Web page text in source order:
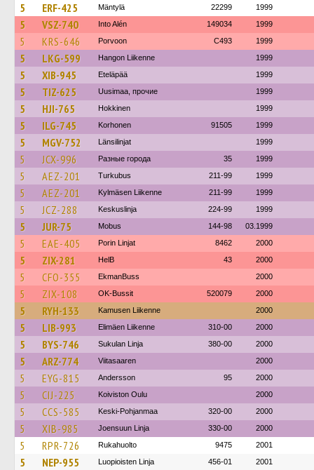
5 ERF-425 Mäntylä 22299 1999
5 VSZ-740 Into Alén 149034 1999
5 KRS-646 Porvoon C493 1999
5 LKG-599 Hangon Liikenne 1999
5 XIB-945 Eteläpää 1999
5 TIZ-625 Uusimaa, прочие 1999
5 HJI-765 Hokkinen 1999
5 ILG-745 Korhonen 91505 1999
5 MGV-752 Länsilinjat 1999
5 JCX-996 Разные города 35 1999
5 AEZ-201 Turkubus 211-99 1999
5 AEZ-201 Kylmäsen Liikenne 211-99 1999
5 JCZ-288 Keskuslinja 224-99 1999
5 JUR-75 Mobus 144-98 03.1999
5 EAE-405 Porin Linjat 8462 2000
5 ZIX-281 HelB 43 2000
5 CFO-355 EkmanBuss 2000
5 ZIX-108 OK-Bussit 520079 2000
5 RYH-133 Kamusen Liikenne 2000
5 LIB-993 Elimäen Liikenne 310-00 2000
5 BYS-746 Sukulan Linja 380-00 2000
5 ARZ-774 Viitasaaren 2000
5 EYG-815 Andersson 95 2000
5 CIJ-225 Koiviston Oulu 2000
5 CCS-585 Keski-Pohjanmaa 320-00 2000
5 XIB-985 Joensuun Linja 330-00 2000
5 RPR-726 Rukahuolto 9475 2001
5 NEP-955 Luopioisten Linja 456-01 2001